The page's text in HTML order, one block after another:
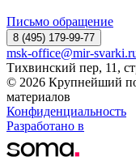
Письмо обращение
8 (495) 179-99-77
msk-office@mir-
Тихвинский пер, 11,
© 2026 Крупнейший
материалов
Конфиденциальность
Разработано в